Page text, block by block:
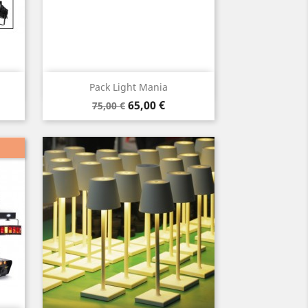
Pack Light Mania
Prix
de
75,00 € Prix
65,00 €
Aperçu rapide